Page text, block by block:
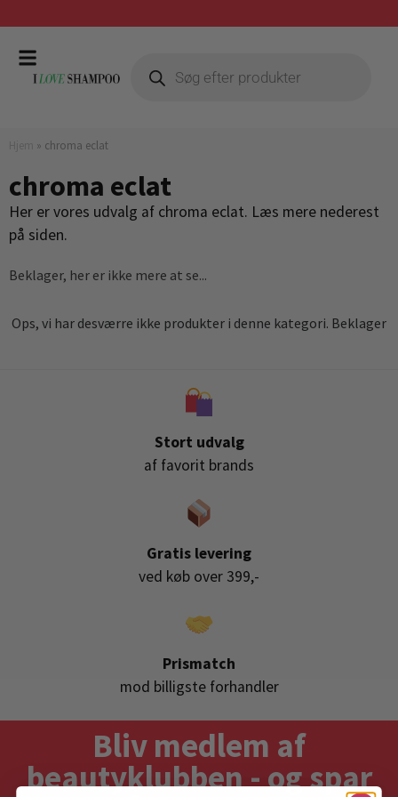
» chroma eclat
chroma eclat
Her er vores udvalg af chroma eclat. Læs mere nederest
på siden.
Beklager, her er ikke mere at se...
Ops, vi har desværre ikke produkter i denne kategori. Beklager
Stort udvalg
af favorit brands
Gratis levering
ved køb over 399,-
Prismatch
mod billigste forhandler
Bliv medlem af
beautyklubben - og spar